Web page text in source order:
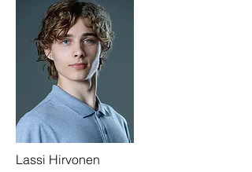
Lassi Hirvonen